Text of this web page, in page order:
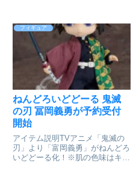
フィギュア
ねんどろいどどーる 鬼滅
の刃 冨岡義勇が予約受付
開始
アイテム説明TVアニメ「鬼滅の
刃」より「富岡義勇」がねんどろ
いどどーる化！※肌の色味はキャ